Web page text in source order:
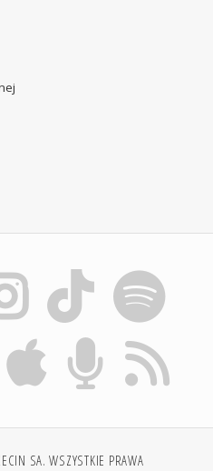
SA. WSZYSTKIE PRAWA